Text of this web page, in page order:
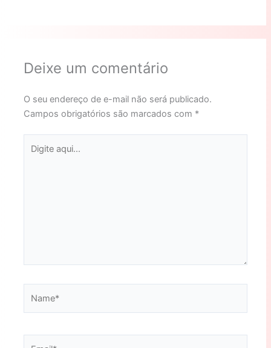
Deixe um comentário
O seu endereço de e-mail não será publicado.
Campos obrigatórios são marcados com *
aqui...